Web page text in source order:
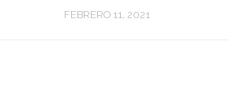
FEBRERO 11, 2021